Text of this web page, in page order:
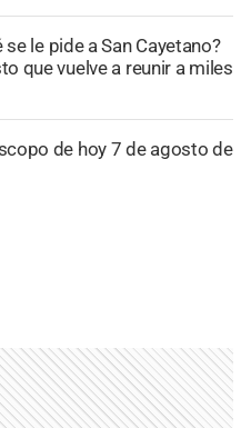
se le pide a San Cayetano?
que vuelve a reunir a miles
de hoy 7 de agosto de